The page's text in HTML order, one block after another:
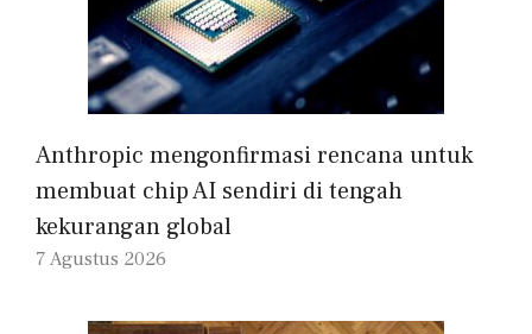
Anthropic mengonfirmasi rencana untuk
membuat chip AI sendiri di tengah
kekurangan global
7 Agustus 2026